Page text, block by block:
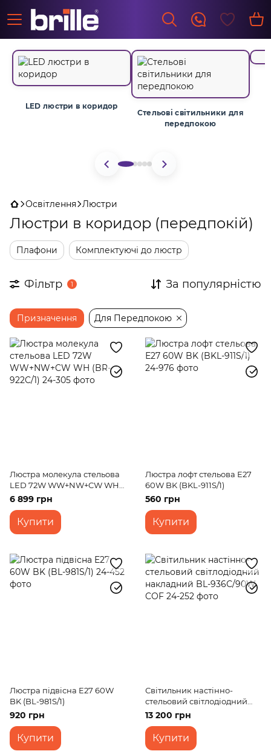
LED люстри в коридор
Стельові світильники для
передпокою
Освітлення Люстри
Люстри в коридор (передпокій)
Плафони Комплектуючі до люстр
Фільтр 1 За популярністю
Призначення Для Передпокою
Люстра молекула стельова
LED 72W WW+NW+CW WH
(BR-922C/1)
6 899 грн
Купити
Люстра лофт стельова Е27
60W BK (BKL-911S/1)
560 грн
Купити
Люстра підвісна E27 60W
BK (BL-981S/1)
920 грн
Купити
Світильник настінно-
стельовий світлодіодний
накладний BL-936С/90W
13 200 грн
Купити